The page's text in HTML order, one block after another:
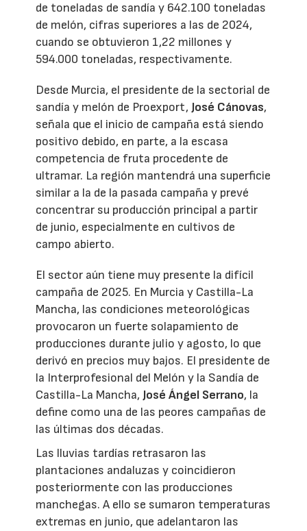
de toneladas de sandía y 642.100 toneladas
de melón, cifras superiores a las de 2024,
cuando se obtuvieron 1,22 millones y
594.000 toneladas, respectivamente.
Desde Murcia, el presidente de la sectorial de
sandía y melón de Proexport, José Cánovas,
señala que el inicio de campaña está siendo
positivo debido, en parte, a la escasa
competencia de fruta procedente de
ultramar. La región mantendrá una superficie
similar a la de la pasada campaña y prevé
concentrar su producción principal a partir
de junio, especialmente en cultivos de
campo abierto.
El sector aún tiene muy presente la difícil
campaña de 2025. En Murcia y Castilla-La
Mancha, las condiciones meteorológicas
provocaron un fuerte solapamiento de
producciones durante julio y agosto, lo que
derivó en precios muy bajos. El presidente de
la Interprofesional del Melón y la Sandía de
Castilla-La Mancha, José Ángel Serrano, la
define como una de las peores campañas de
las últimas dos décadas.
Las lluvias tardías retrasaron las
plantaciones andaluzas y coincidieron
posteriormente con las producciones
manchegas. A ello se sumaron temperaturas
extremas en junio, que adelantaron las